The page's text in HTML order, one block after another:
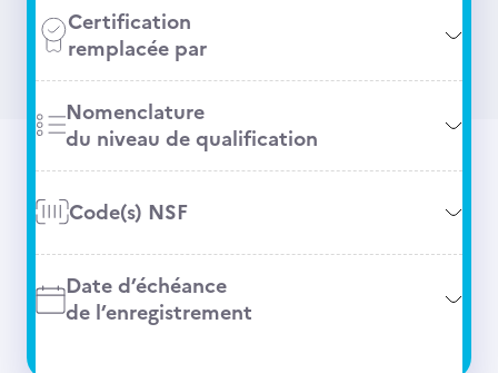
Certification
remplacée par
Nomenclature
du niveau de qualification
Code(s) NSF
Date d’échéance
de l’enregistrement